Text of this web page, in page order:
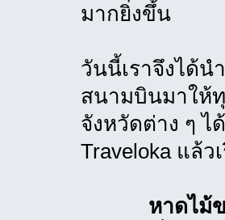
มากยิ่งขึ้น
วันนี้เราจึงได้น
สนามบินมาให้
จังหวัดต่าง ๆ
Traveloka แล้ว
หาดไม้